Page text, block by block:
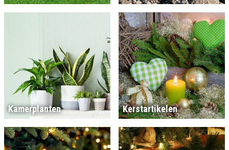
Kamerplanten Kerstartikelen